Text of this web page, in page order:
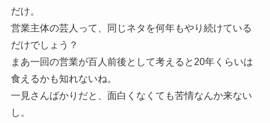
だけ。
営業主体の芸人って、同じネタを何年もやり続けている
だけでしょう？
まあ一回の営業が百人前後として考えると20年くらいは
食えるかも知れないね。
一見さんばかりだと、面白くなくても苦情なんか来ない
し。